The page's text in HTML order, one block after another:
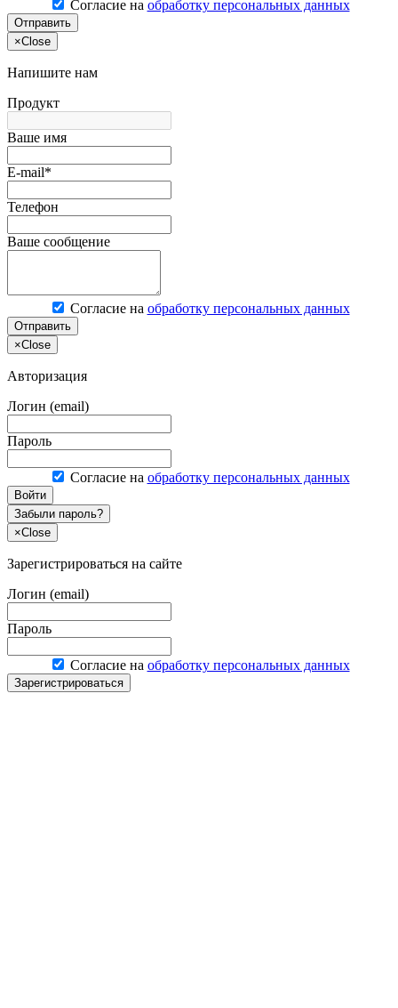
Согласие на обработку персональных данных
Отправить
×Close
Напишите нам
Продукт
Ваше имя
E-mail*
Телефон
Ваше сообщение
Согласие на обработку персональных данных
Отправить
×Close
Авторизация
Логин (email)
Пароль
Согласие на обработку персональных данных
Войти
Забыли пароль?
×Close
Зарегистрироваться на сайте
Логин (email)
Пароль
Согласие на обработку персональных данных
Зарегистрироваться